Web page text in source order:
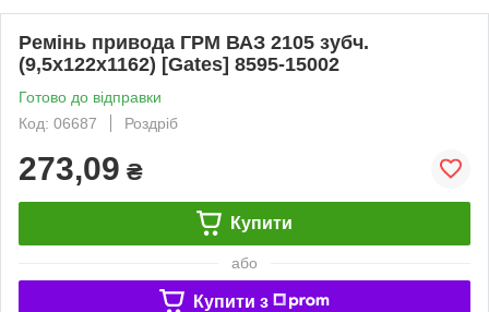
Ремінь привода ГРМ ВАЗ 2105 зубч.
(9,5х122х1162) [Gates] 8595-15002
Готово до відправки
Код: 06687
Роздріб
273,09 ₴
Купити
або
Купити з